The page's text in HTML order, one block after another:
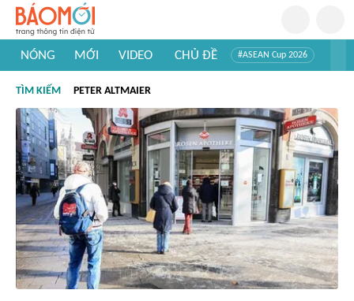
NÓNG MỚI VIDEO CHỦ ĐỀ #ASEAN Cup 2026
#Khám phá thế giới
TÌM KIẾM PETER ALTMAIER